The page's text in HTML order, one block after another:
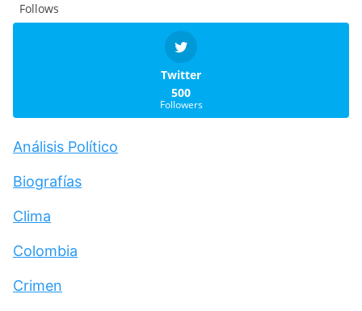
Follows
Twitter
500
Followers
Análisis Político
Biografías
Clima
Colombia
Crimen